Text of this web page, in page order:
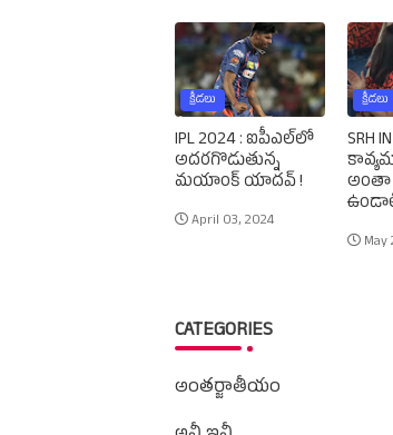
క్రీడలు
IPL 2024 : ఐపీఎల్‌లో
అదరగొడుతున్న
మయాంక్‌ యాదవ్‌ !
April 03, 2024
క్రీడలు
SRH
అంతా
May
CATEGORIES
అంతర్జాతీయం